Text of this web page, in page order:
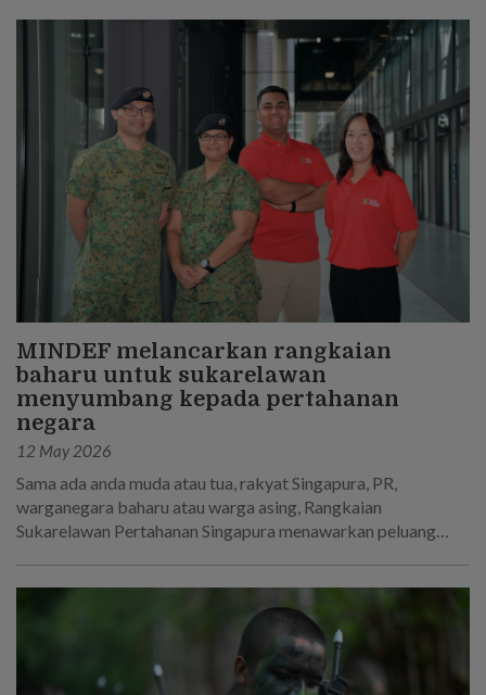
MINDEF melancarkan rangkaian
baharu untuk sukarelawan
menyumbang kepada pertahanan
negara
12 May 2026
Sama ada anda muda atau tua, rakyat Singapura, PR,
warganegara baharu atau warga asing, Rangkaian
Sukarelawan Pertahanan Singapura menawarkan peluang